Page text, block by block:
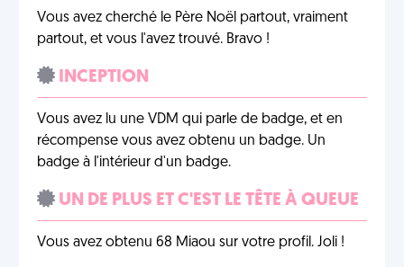
Vous avez cherché le Père Noël partout, vraiment
partout, et vous l'avez trouvé. Bravo !
INCEPTION
Vous avez lu une VDM qui parle de badge, et en
récompense vous avez obtenu un badge. Un
badge à l'intérieur d'un badge.
UN DE PLUS ET C'EST LE TÊTE À QUEUE
Vous avez obtenu 68 Miaou sur votre profil. Joli !